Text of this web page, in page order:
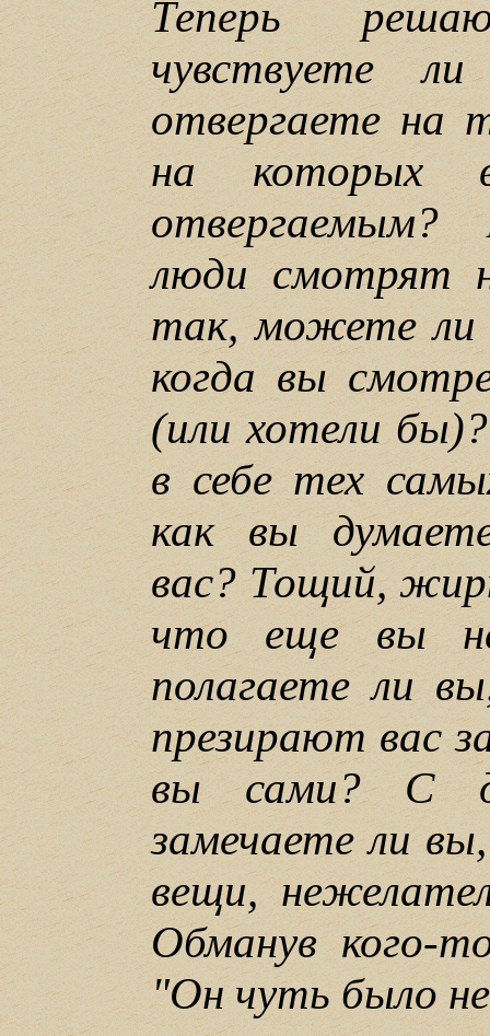
Теперь
чувствуете
отвергаете на
на которых
люди смотрят
так, можете ли
когда вы
(или хотели
в себе тех
как вы
вас? Тощий,
что еще вы
полагаете ли
презирают вас
вы сами? С
замечаете ли
вещи,
Обманув кого-
"Он чуть было